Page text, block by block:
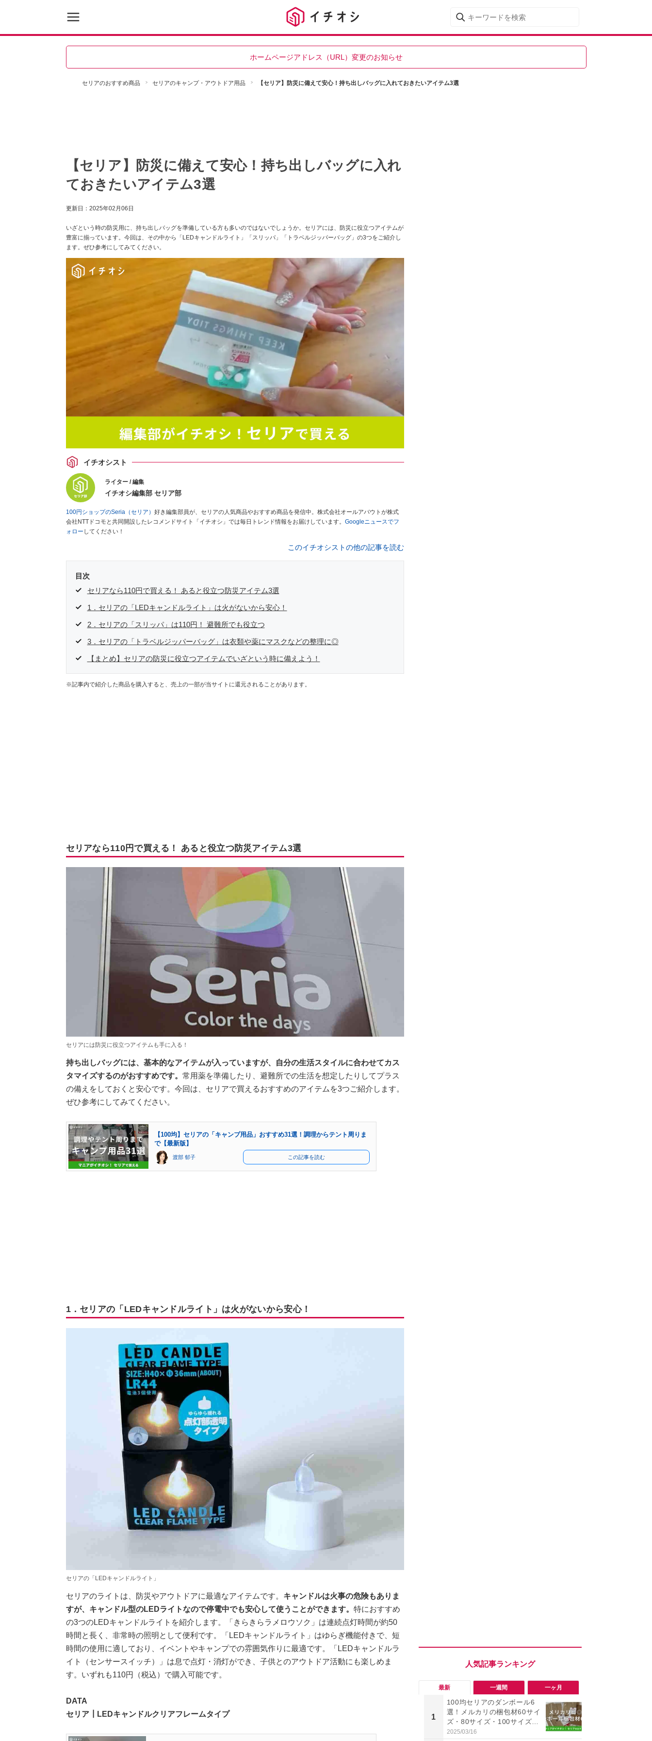
ホームページアドレス（URL）変更のお知らせ
セリアのおすすめ商品 セリアのキャンプ・アウトドア用品 【セリア】防災に備えて安心！持ち出しバッグに入れておきたいアイテム3選
【セリア】防災に備えて安心！持ち出しバッグに入れ
ておきたいアイテム3選
更新日： 2025年02月06日
いざという時の防災用に、持ち出しバッグを準備している方も多いのではないでしょうか。セリアには、防災に役立つアイテムが
豊富に揃っています。今回は、その中から「LEDキャンドルライト」「スリッパ」「トラベルジッパーバッグ」の3つをご紹介し
ます。ぜひ参考にしてみてください。
イチオシスト
ライター / 編集
イチオシ編集部 セリア部
100円ショップのSeria（セリア） 好き編集部員が、セリアの人気商品やおすすめ商品を発信中。株式会社オールアバウトが株式
会社NTTドコモと共同開設したレコメンドサイト「イチオシ」では毎日トレンド情報をお届けしています。 Googleニュースでフ
ォロー してください！
このイチオシストの他の記事を読む
目次
セリアなら110円で買える！ あると役立つ防災アイテム3選
1．セリアの「LEDキャンドルライト」は火がないから安心！
2．セリアの「スリッパ」は110円！ 避難所でも役立つ
3．セリアの「トラベルジッパーバッグ」は衣類や薬にマスクなどの整理に◎
【まとめ】セリアの防災に役立つアイテムでいざという時に備えよう！
※記事内で紹介した商品を購入すると、売上の一部が当サイトに還元されることがあります。
セリアなら110円で買える！ あると役立つ防災アイテム3選
セリアには防災に役立つアイテムも手に入る！
持ち出しバッグには、基本的なアイテムが入っていますが、自分の生活スタイルに合わせてカス
タマイズするのがおすすめです。 常用薬を準備したり、避難所での生活を想定したりしてプラス
の備えをしておくと安心です。今回は、セリアで買えるおすすめのアイテムを3つご紹介します。
ぜひ参考にしてみてください。
【100均】セリアの「キャンプ用品」おすすめ31選！調理からテント周りま
で【最新版】
渡部 郁子 この記事を読む
1．セリアの「LEDキャンドルライト」は火がないから安心！
セリアの「LEDキャンドルライト」
セリアのライトは、防災やアウトドアに最適なアイテムです。 キャンドルは火事の危険もありま
すが、キャンドル型のLEDライトなので停電中でも安心して使うことができます。 特におすすめ
の3つのLEDキャンドルライトを紹介します。「きらきらラメロウソク」は連続点灯時間が約50
時間と長く、非常時の照明として便利です。「LEDキャンドルライト」はゆらぎ機能付きで、短
時間の使用に適しており、イベントやキャンプでの雰囲気作りに最適です。「LEDキャンドルラ
イト（センサースイッチ）」は息で点灯・消灯ができ、子供とのアウトドア活動にも楽しめま
す。いずれも110円（税込）で購入可能です。
DATA
セリア┃LEDキャンドルクリアフレームタイプ
最新 一週間 一ヶ月
1
100均セリアのダンボール6
選！メルカリの梱包材60サイ
ズ・80サイズ・100サイズに
も対応、収納にも便利
2025/03/16